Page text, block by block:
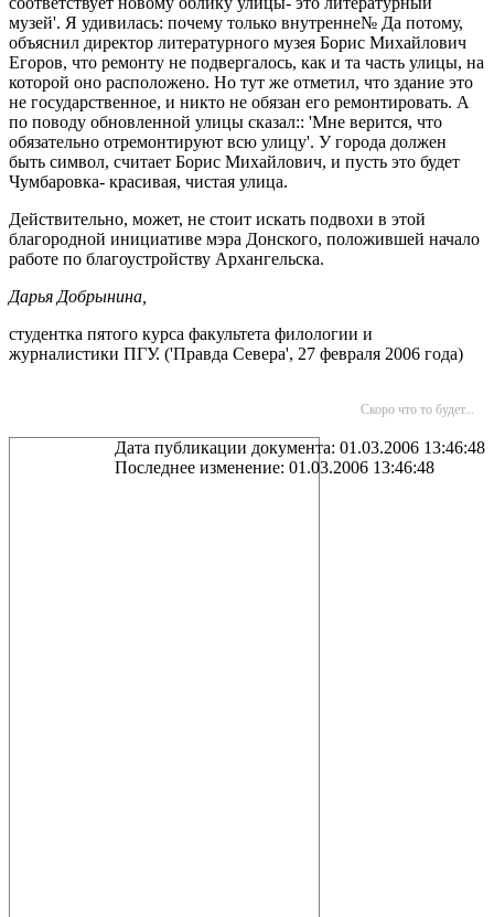
музей'. Я удивилась: почему только внутренне№ Да потому,
объяснил директор литературного музея Борис Михайлович
Егоров, что ремонту не подвергалось, как и та часть улицы, на
которой оно расположено. Но тут же отметил, что здание это
не государственное, и никто не обязан его ремонтировать. А
по поводу обновленной улицы сказал:: 'Мне верится, что
обязательно отремонтируют всю улицу'. У города должен
быть символ, считает Борис Михайлович, и пусть это будет
Чумбаровка- красивая, чистая улица.
Действительно, может, не стоит искать подвохи в этой
благородной инициативе мэра Донского, положившей начало
работе по благоустройству Архангельска.
Дарья Добрынина,
студентка пятого курса факультета филологии и
журналистики ПГУ. ('Правда Севера', 27 февраля 2006 года)
Скоро что то будет...
Дата публикации документа: 01.03.2006 13:46:48
Последнее изменение: 01.03.2006 13:46:48